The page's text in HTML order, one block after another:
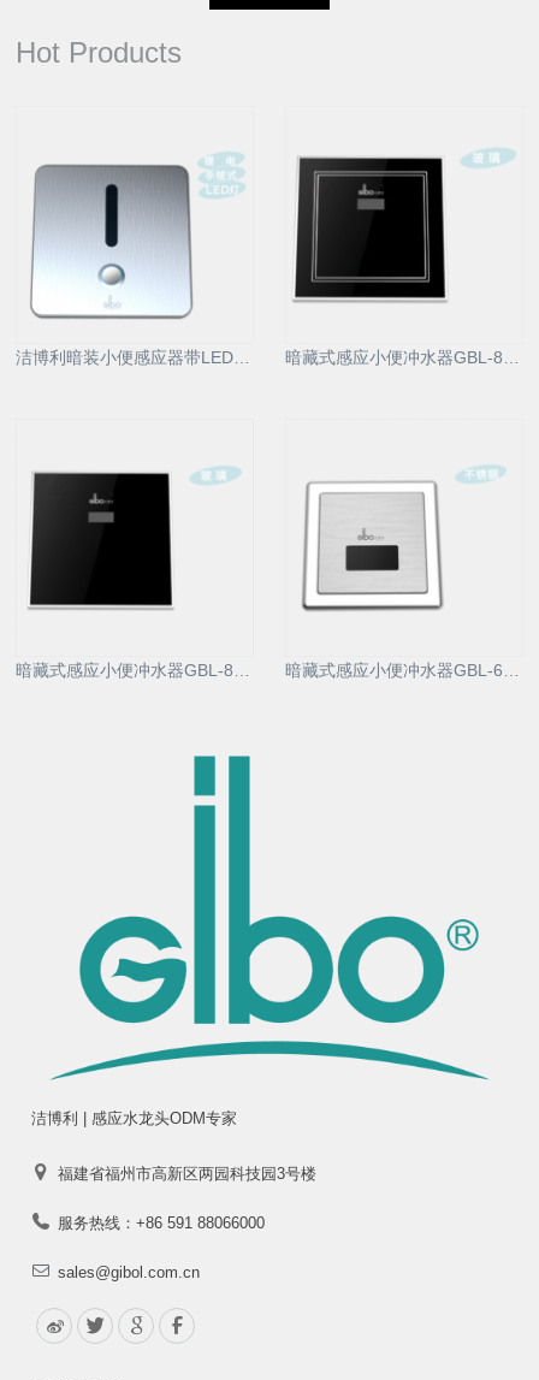
Hot Products
洁博利 | 感应水龙头ODM专家
福建省福州市高新区两园科技园3号楼
服务热线：+86 591 88066000
sales@gibol.com.cn